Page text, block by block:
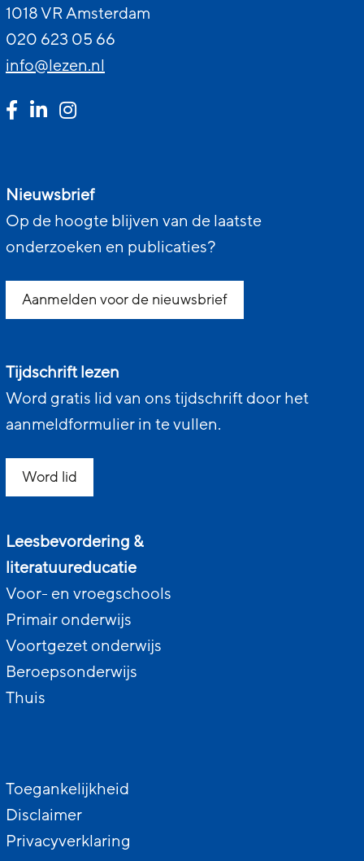
1018 VR Amsterdam
020 623 05 66
info@lezen.nl
Nieuwsbrief
Op de hoogte blijven van de laatste
onderzoeken en publicaties?
Aanmelden voor de nieuwsbrief
Tijdschrift lezen
Word gratis lid van ons tijdschrift door het
aanmeldformulier in te vullen.
Word lid
Leesbevordering &
literatuureducatie
Voor- en vroegschools
Primair onderwijs
Voortgezet onderwijs
Beroepsonderwijs
Thuis
Toegankelijkheid
Disclaimer
Privacyverklaring